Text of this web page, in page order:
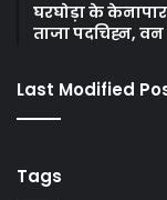
घरघोड़ा के
ताजा पदचिह्न,
Last Modified
Tags